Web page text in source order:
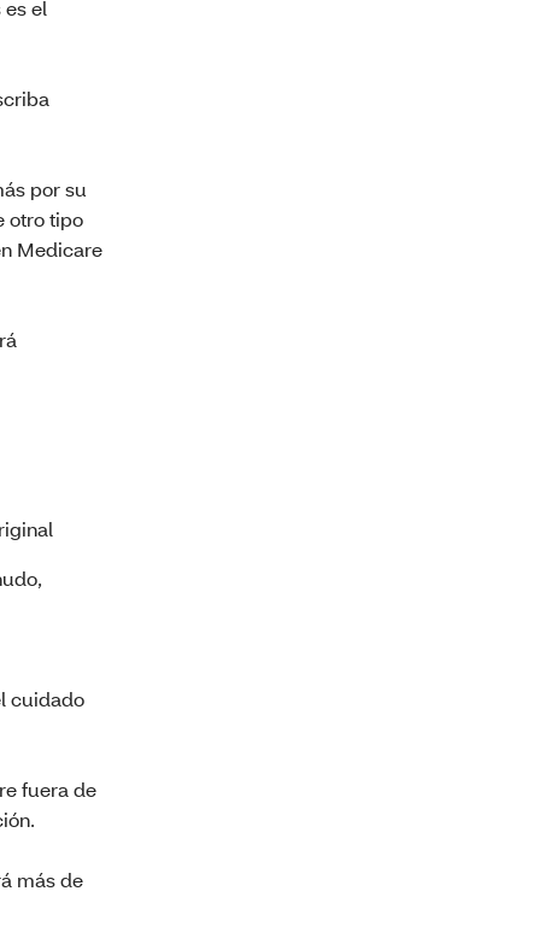
el
por su
otro tipo
Medicare
cuidado
fuera de
más de